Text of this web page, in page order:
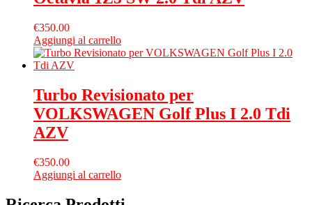
€350.00
Aggiungi al carrello
Turbo Revisionato per
VOLKSWAGEN Golf Plus I 2.0 Tdi
AZV
€350.00
Aggiungi al carrello